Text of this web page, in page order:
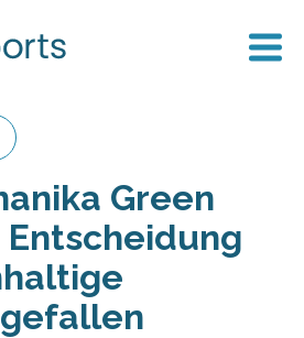
Green